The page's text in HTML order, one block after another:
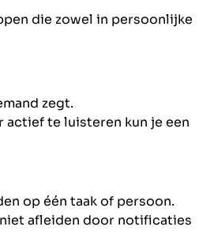
die zowel in persoonlijke
zegt.
actief te luisteren kun je een
op één taak of persoon.
afleiden door notificaties